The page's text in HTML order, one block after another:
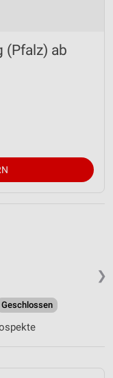
(Pfalz) ab
❯
Geschlossen